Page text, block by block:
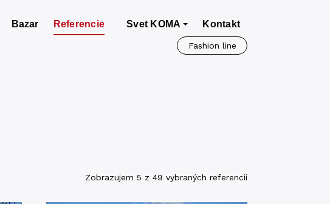
Bazar Referencie Svet KOMA Kontakt
Fashion line
Zobrazujem 5 z 49 vybraných referencií